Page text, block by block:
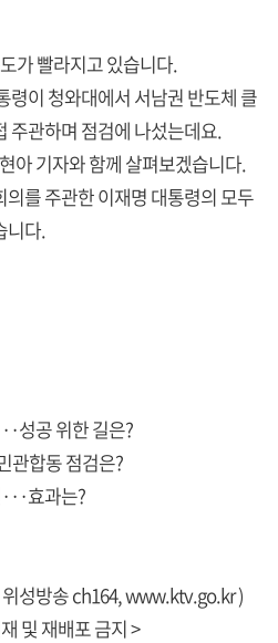
가 빨라지고 있습니다.
령이 청와대에서 서남권 반도체 클
주관하며 점검에 나섰는데요.
아 기자와 함께 살펴보겠습니다.
를 주관한 이재명 대통령의 모두
니다.
성공 위한 길은?
관합동 점검은?
효과는?
성방송 ch164,www.ktv.go.kr)
및 재배포 금지 >